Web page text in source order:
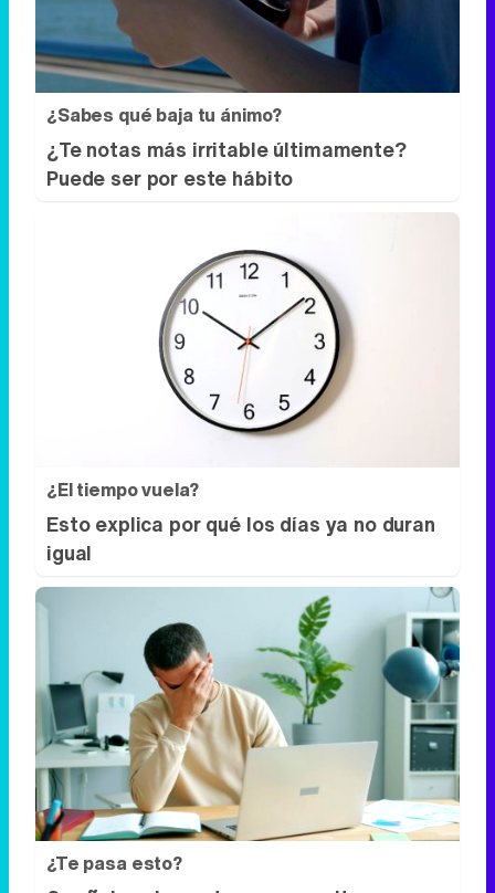
¿Sabes qué baja tu ánimo?
¿Te notas más irritable últimamente?
Puede ser por este hábito
¿El tiempo vuela?
Esto explica por qué los días ya no duran
igual
¿Te pasa esto?